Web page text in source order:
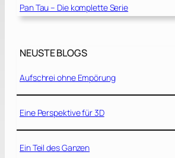
Pan Tau – Die komplette Serie
NEUSTE BLOGS
Aufschrei ohne Empörung
Eine Perspektive für 3D
Ein Teil des Ganzen